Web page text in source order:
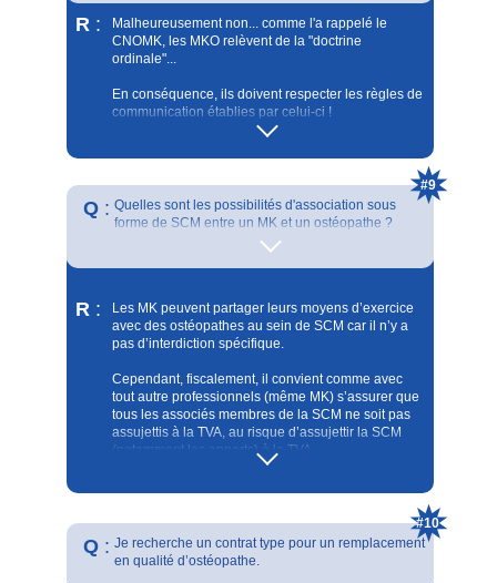
R :
Malheureusement non... comme l'a rappelé le
CNOMK, les MKO relèvent de la "doctrine
ordinale"...
En conséquence, ils doivent respecter les règles de
communication établies par celui-ci !
A l'inverse des "ni ni" qui n'ont pas d'Ordre ni de
Cependant, vous pouvez exploiter les "moyens
légaux" : enseigne, affichages/diffusion à l'intérieur
de votre cabinet, courriers individuels aux
Quelles sont les possibilités d'association sous
forme de SCM entre un MK et un ostéopathe ?
Et existe-t-il des limitations avec les Ordres ?
R :
#9
Les MK peuvent partager leurs moyens d’exercice
avec des ostéopathes au sein de SCM car il n’y a
pas d’interdiction spécifique.
Cependant, fiscalement, il convient comme avec
tout autre professionnels (même MK) s’assurer que
tous les associés membres de la SCM ne soit pas
assujettis à la TVA, au risque d’assujettir la SCM
(notamment les apports) à la TVA.
départemental de l’ordre des MK si l’exercice est
créé avec un ostéo exclusif NON professionnel de
santé avant d'établir le contrat de SCM (contrat que
Q:
Q:
#10
Je recherche un contrat type pour un remplacement
en qualité d’ostéopathe.